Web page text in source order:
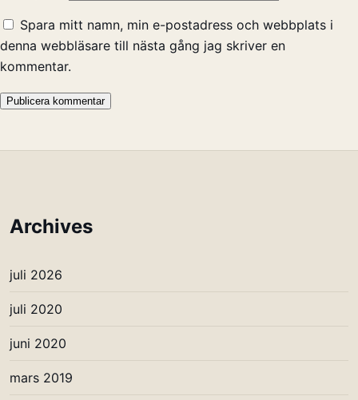
Spara mitt namn, min e-postadress och webbplats i
denna webbläsare till nästa gång jag skriver en
kommentar.
Archives
juli 2026
juli 2020
juni 2020
mars 2019